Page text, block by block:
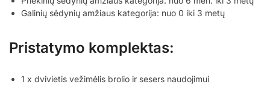
Galinių sėdynių amžiaus kategorija: nuo 0 iki 3 metų
Pristatymo komplektas:
1 x dvivietis vežimėlis brolio ir sesers naudojimui